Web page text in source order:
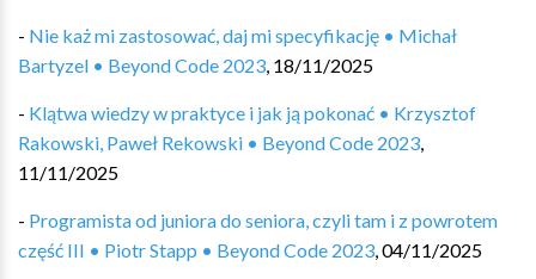
- Nie każ mi zastosować, daj mi specyfikację • Michał
Bartyzel • Beyond Code 2023, 18/11/2025
- Klątwa wiedzy w praktyce i jak ją pokonać • Krzysztof
Rakowski, Paweł Rekowski • Beyond Code 2023,
11/11/2025
- Programista od juniora do seniora, czyli tam i z powrotem
część III • Piotr Stapp • Beyond Code 2023,04/11/2025